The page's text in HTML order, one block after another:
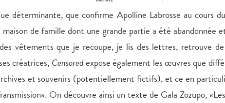
déterminante, que confirme Apolline Labrosse au cours
de famille dont une grande partie a été abandonnée
vêtements que je recoupe, je lis des lettres, retrouve
créatrices, Censoredexpose également les œuvres que
et souvenirs (potentiellement fictifs), et ce en
On découvre ainsi un texte de Gala Zozupo,